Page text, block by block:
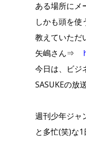
ある場所にメ
しかも頭を使
教えていただ
矢嶋さん⇒
今日は、ビジ
SASUKEの放
週刊少年ジャ
と多忙(笑)な1